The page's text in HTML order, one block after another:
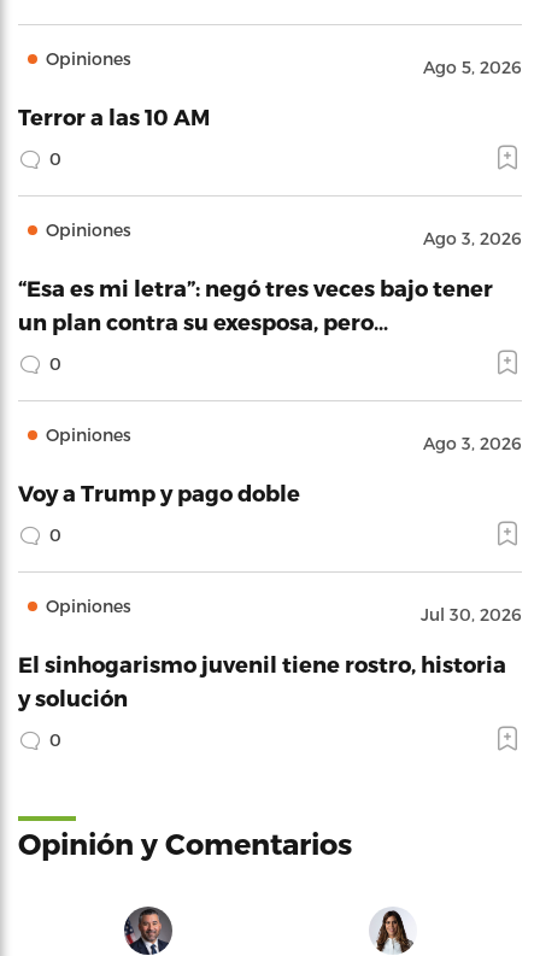
Opiniones Ago 5, 2026
Terror a las 10 AM
0
Opiniones Ago 3, 2026
“Esa es mi letra”: negó tres veces bajo tener
un plan contra su exesposa, pero…
0
Opiniones Ago 3, 2026
Voy a Trump y pago doble
0
Opiniones Jul 30, 2026
El sinhogarismo juvenil tiene rostro, historia
y solución
0
Opinión y Comentarios